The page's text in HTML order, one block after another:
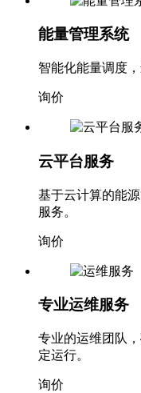
能量管理系统
智能化能量调度
询价
云平台服务
基于云计算的能
服务。
询价
专业运维服务
专业的运维团队
定运行。
询价